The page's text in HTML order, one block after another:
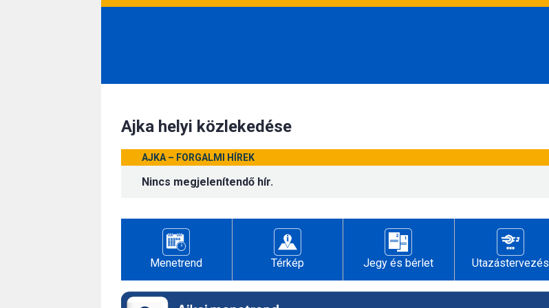
Ajka helyi közlekedése
AJKA – FORGALMI HÍREK
Nincs megjelenítendő hír.
Menetrend Térkép Jegy és bérlet Utazástervezés